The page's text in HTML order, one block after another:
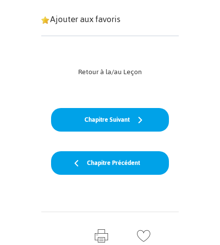
Ajouter aux favoris
Chapitre Précédent
Retour à la/au Leçon
Chapitre Suivant